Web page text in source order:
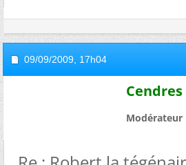
09/09/2009, 17h04
Cendres
Modérateur